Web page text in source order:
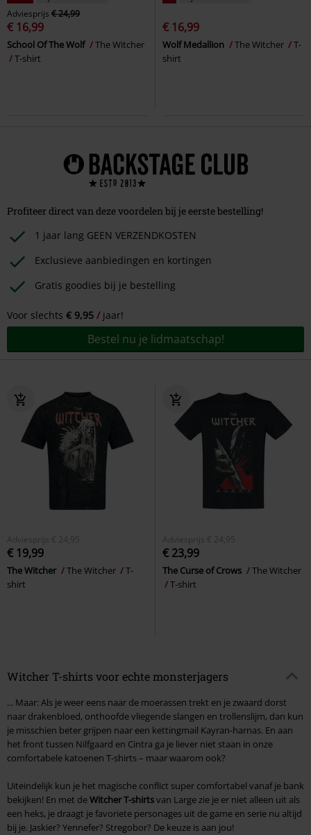
Adviesprijs € 24,99
€ 16,99
School Of The Wolf
The Witcher
T-shirt
€ 16,99
Wolf Medallion The Witcher
T-
shirt
Profiteer direct van deze voordelen bij je eerste bestelling!
1 jaar lang GEEN VERZENDKOSTEN
Exclusieve aanbiedingen en kortingen
Gratis goodies bij je bestelling
Voor slechts € 9,95 jaar!
Bestel nu je lidmaatschap!
Adviesprijs € 24,95
€ 19,99
The Witcher The Witcher
T-
shirt
Adviesprijs € 24,95
€ 23,99
The Curse of Crows
The Witcher
T-shirt
Witcher T-shirts voor echte monsterjagers
... Maar: Als je weer eens naar de moerassen trekt en je zwaard dorst
naar drakenbloed, onthoofde vliegende slangen en trollenslijm, dan kun
je misschien beter grijpen naar een kettingmail Kayran-harnas. En aan
het front tussen Nilfgaard en Cintra ga je liever niet staan in onze
comfortabele katoenen T-shirts – maar waarom ook?
Uiteindelijk kun je het magische conflict super comfortabel vanaf je bank
bekijken! En met deWitcher T-shirtsvan Large zie je er niet alleen uit als
een heks, je draagt je favoriete personages uit de game en serie nu altijd
bij je. Jaskier? Yennefer? Stregobor? De keuze is aan jou!